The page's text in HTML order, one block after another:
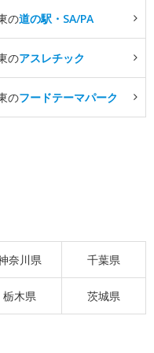
の道の駅・SA/PA
のアスレチック
のフードテーマパーク
奈川県 千葉県
栃木県 茨城県